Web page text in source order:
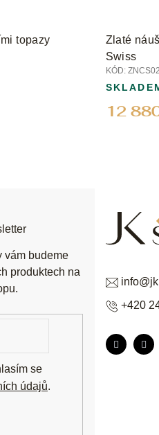
topazy
Zlaté
Swiss
KÓD:
12
info@
+420
vám budeme
produktech na
Přihlášením souhlasím se
údajů.